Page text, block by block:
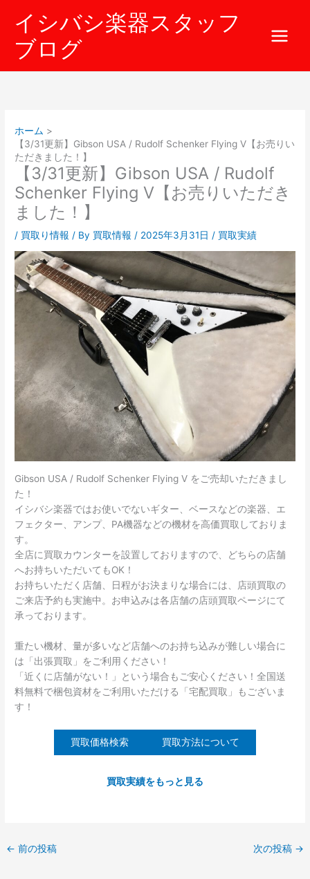
イシバシ楽器スタッフ
ブログ
ホーム
【3/31更新】Gibson USA / Rudolf Schenker Flying V【お売りい
ただきました！】
【3/31更新】Gibson USA / Rudolf
Schenker Flying V【お売りいただき
ました！】
/ 買取り情報 / By 買取情報 / 2025年3月31日 / 買取実績
Gibson USA / Rudolf Schenker Flying V をご売却いただきまし
た！
イシバシ楽器ではお使いでないギター、ベースなどの楽器、エ
フェクター、アンプ、PA機器などの機材を高価買取しておりま
す。
全店に買取カウンターを設置しておりますので、どちらの店舗
へお持ちいただいてもOK！
お持ちいただく店舗、日程がお決まりな場合には、店頭買取の
ご来店予約も実施中。お申込みは各店舗の店頭買取ページにて
承っております。
重たい機材、量が多いなど店舗へのお持ち込みが難しい場合に
は「出張買取」をご利用ください！
「近くに店舗がない！」という場合もご安心ください！全国送
料無料で梱包資材をご利用いただける「宅配買取」もございま
す！
買取価格検索 買取方法について
買取実績をもっと見る
← 前の投稿 次の投稿 →